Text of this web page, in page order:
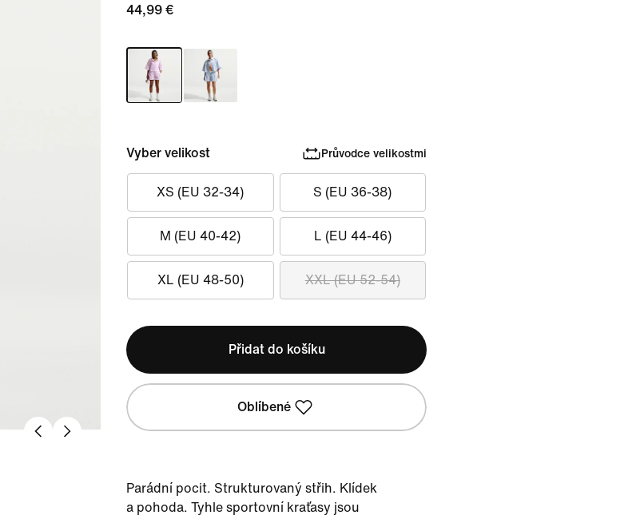
44,99 €
Vyber velikost Průvodce velikostmi
XS (EU 32-34) S (EU 36-38)
M (EU 40-42) L (EU 44-46)
XL (EU 48-50) XXL (EU 52-54)
Přidat do košíku
Oblíbené
Parádní pocit. Strukturovaný střih. Klídek
a pohoda. Tyhle sportovní kraťasy jsou